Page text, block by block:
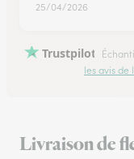
25/04/2026
Trustpilot
les avis de
Livraison de